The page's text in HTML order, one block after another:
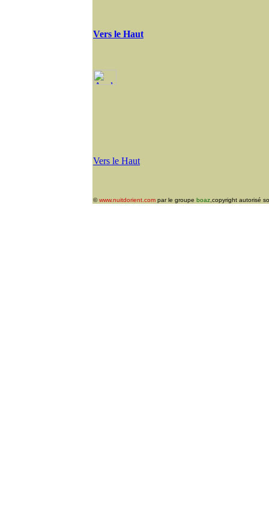
Vers le Haut
Vers le Haut
©www.nuitdorient.com par le groupe boaz ,copyright autorisé